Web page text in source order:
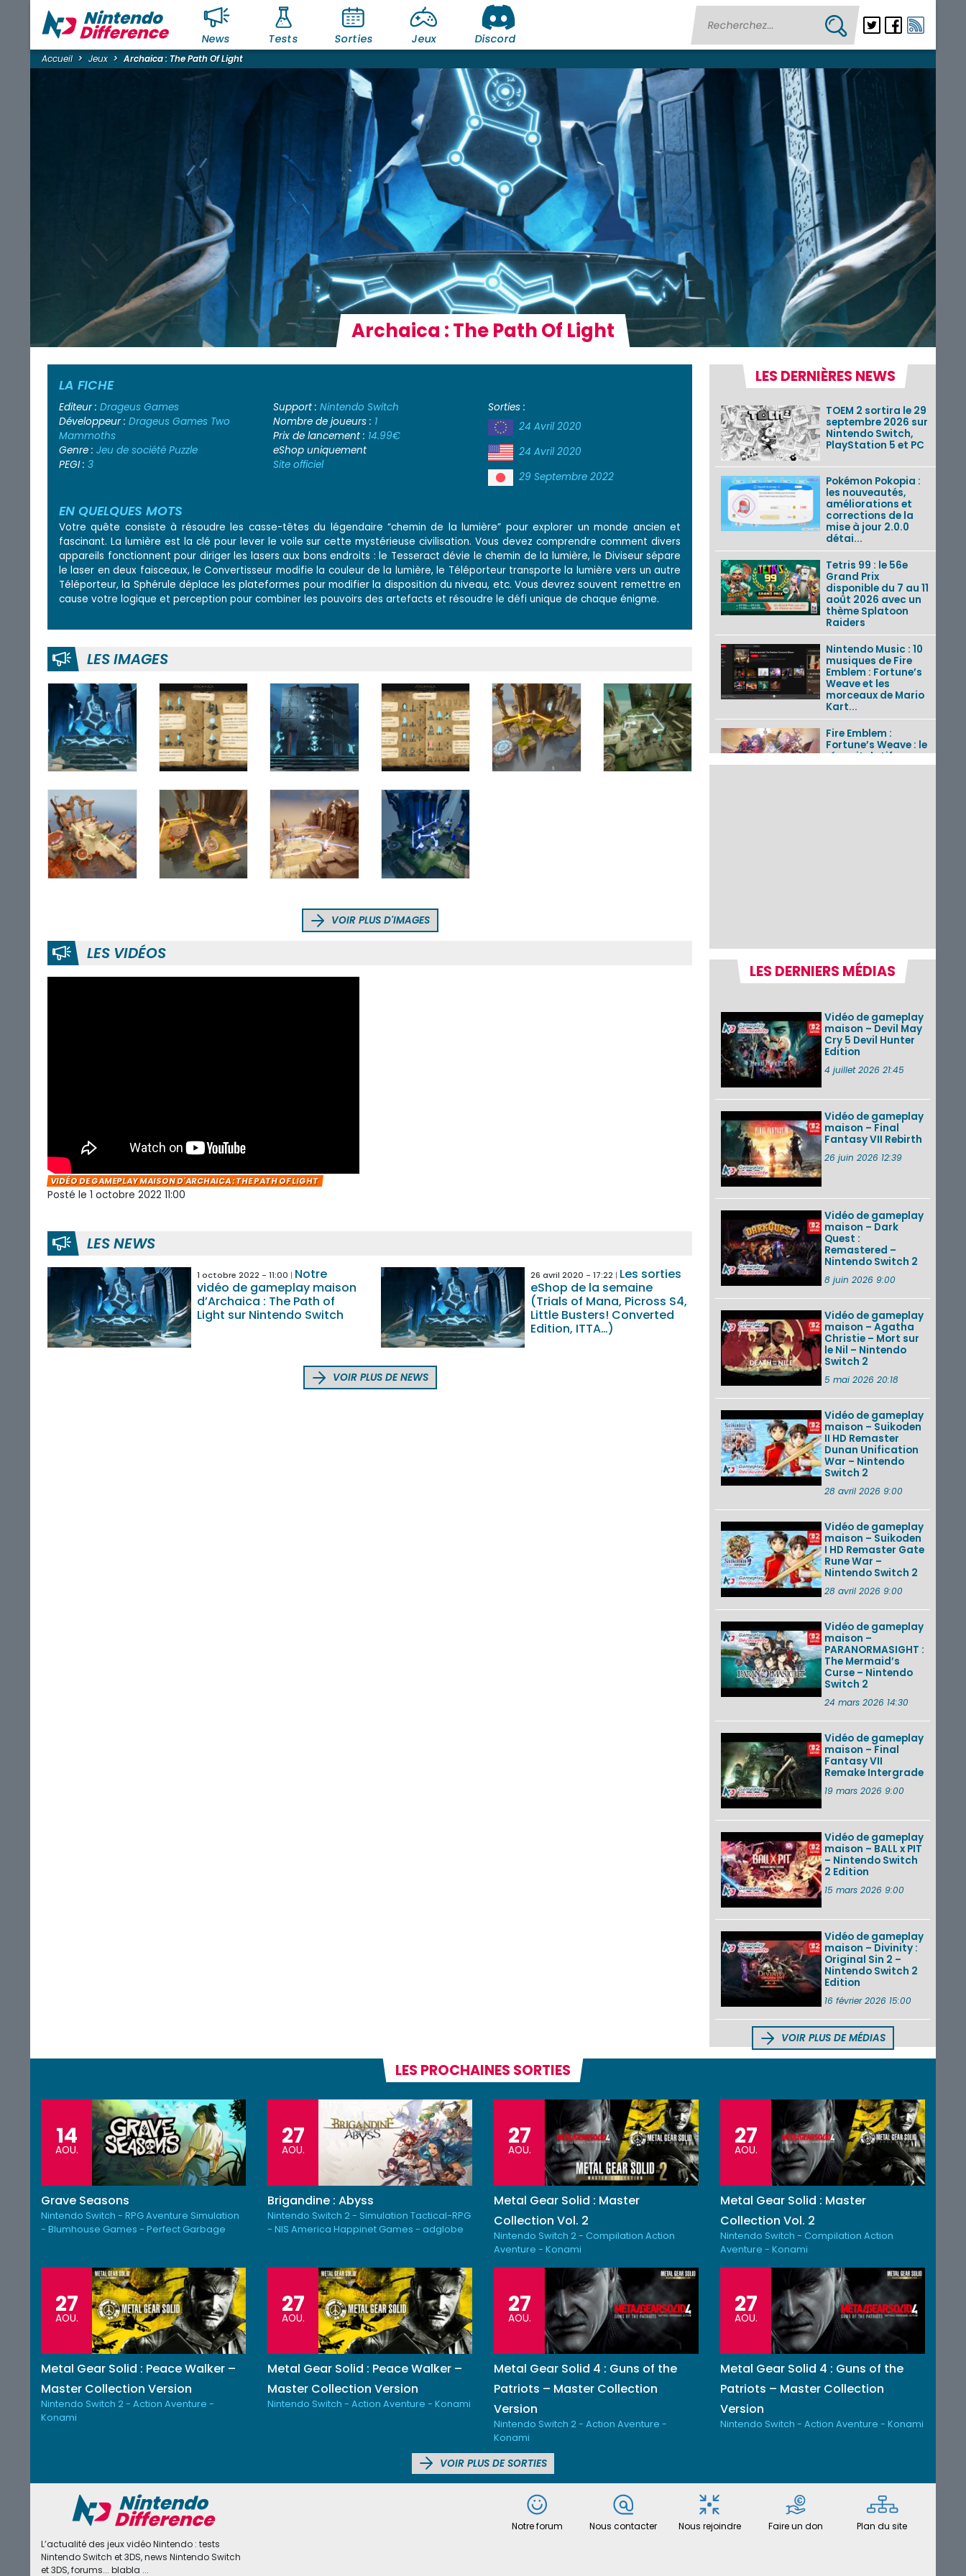
News Tests Sorties Jeux Discord
Accueil Jeux Archaica : The Path Of Light
Archaica : The Path Of Light
LA FICHE
Editeur : Drageus Games
Développeur : Drageus Games Two
Mammoths
Genre : Jeu de société Puzzle
PEGI : 3
Support :Nintendo Switch
Nombre de joueurs : 1
Prix de lancement : 14.99€
eShop uniquement
Site officiel
Sorties :
24 Avril 2020
24 Avril 2020
29 Septembre 2022
EN QUELQUES MOTS
Votre quête consiste à résoudre les casse-têtes du légendaire “chemin de la lumière” pour explorer un monde ancien et
fascinant. La lumière est la clé pour lever le voile sur cette mystérieuse civilisation. Vous devez comprendre comment divers
appareils fonctionnent pour diriger les lasers aux bons endroits : le Tesseract dévie le chemin de la lumière, le Diviseur sépare
le laser en deux faisceaux, le Convertisseur modifie la couleur de la lumière, le Téléporteur transporte la lumière vers un autre
Téléporteur, la Sphérule déplace les plateformes pour modifier la disposition du niveau, etc. Vous devrez souvent remettre en
cause votre logique et perception pour combiner les pouvoirs des artefacts et résoudre le défi unique de chaque énigme.
LES IMAGES
VOIR PLUS D'IMAGES
LES VIDÉOS
VIDÉO DE GAMEPLAY MAISON D'ARCHAICA : THE PATH OF LIGHT
Posté le 1 octobre 2022 11:00
LES NEWS
1 octobre 2022 - 11:00
Notre
vidéo de gameplay maison
d’Archaica : The Path of
Light sur Nintendo Switch
26 avril 2020 - 17:22
Les sorties
eShop de la semaine
(Trials of Mana, Picross S4,
Little Busters! Converted
Edition, ITTA…)
VOIR PLUS DE NEWS
LES DERNIÈRES NEWS
TOEM 2 sortira le 29
septembre 2026 sur
Nintendo Switch,
PlayStation 5 et PC
Pokémon Pokopia :
les nouveautés,
améliorations et
corrections de la
mise à jour 2.0.0
détai...
Tetris 99 : le 56e
Grand Prix
disponible du 7 au 11
août 2026 avec un
thème Splatoon
Raiders
Nintendo Music : 10
musiques de Fire
Emblem : Fortune’s
Weave et les
morceaux de Mario
Kart...
Fire Emblem :
Fortune’s Weave : le
récapitulatif
complet du Direct,
Les sorties eShop de
la semaine 31 de
2026 (Xenoblade
Edit...
Une édition
physique japonaise
de Stray Children
sur Nintendo Switch
décembre ...
Nintendo Music :
des musiques de
cinq jeux Virtual Boy
et de nouveaux
VOIR PLUS DE NEWS
LES DERNIERS MÉDIAS
Vidéo de gameplay
maison – Devil May
Cry 5 Devil Hunter
Edition
4 juillet 2026 21:45
Vidéo de gameplay
maison – Final
Fantasy VII Rebirth
26 juin 2026 12:39
Vidéo de gameplay
maison – Dark
Quest :
Remastered –
Nintendo Switch 2
8 juin 2026 9:00
Vidéo de gameplay
maison – Agatha
Christie – Mort sur
le Nil – Nintendo
Switch 2
5 mai 2026 20:18
Vidéo de gameplay
maison – Suikoden
II HD Remaster
Dunan Unification
War – Nintendo
Switch 2
28 avril 2026 9:00
Vidéo de gameplay
maison – Suikoden
I HD Remaster Gate
Rune War –
Nintendo Switch 2
28 avril 2026 9:00
Vidéo de gameplay
maison –
PARANORMASIGHT :
The Mermaid’s
Curse – Nintendo
Switch 2
24 mars 2026 14:30
Vidéo de gameplay
maison – Final
Fantasy VII
Remake Intergrade
19 mars 2026 9:00
Vidéo de gameplay
maison – BALL x PIT
– Nintendo Switch
2 Edition
15 mars 2026 9:00
Vidéo de gameplay
maison – Divinity :
Original Sin 2 –
Nintendo Switch 2
Edition
16 février 2026 15:00
VOIR PLUS DE MÉDIAS
LES PROCHAINES SORTIES
14
AOU.
Grave Seasons
Nintendo Switch - RPG Aventure Simulation
- Blumhouse Games - Perfect Garbage
27
AOU.
Brigandine : Abyss
Nintendo Switch 2 - Simulation Tactical-RPG
- NIS America Happinet Games - adglobe
27
AOU.
Metal Gear Solid : Master
Collection Vol. 2
Nintendo Switch 2 - Compilation Action
Aventure - Konami
27
AOU.
Metal Gear Solid : Master
Collection Vol. 2
Nintendo Switch - Compilation Action
Aventure - Konami
27
AOU.
Metal Gear Solid : Peace Walker –
Master Collection Version
Nintendo Switch 2 - Action Aventure -
Konami
27
AOU.
Metal Gear Solid : Peace Walker –
Master Collection Version
Nintendo Switch - Action Aventure - Konami
27
AOU.
Metal Gear Solid 4 : Guns of the
Patriots – Master Collection
Version
Nintendo Switch 2 - Action Aventure -
Konami
27
AOU.
Metal Gear Solid 4 : Guns of the
Patriots – Master Collection
Version
Nintendo Switch - Action Aventure - Konami
VOIR PLUS DE SORTIES
L’actualité des jeux vidéo Nintendo : tests
Nintendo Switch et 3DS, news Nintendo Switch
et 3DS, forums... blabla ...
Notre forum Nous contacter Nous rejoindre Faire un don Plan du site